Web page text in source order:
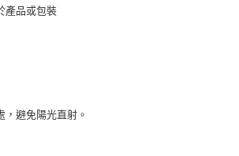
產品或包裝
避免陽光直射。